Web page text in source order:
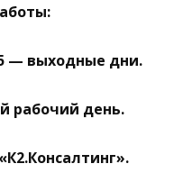
— выходные дни.
рабочий день.